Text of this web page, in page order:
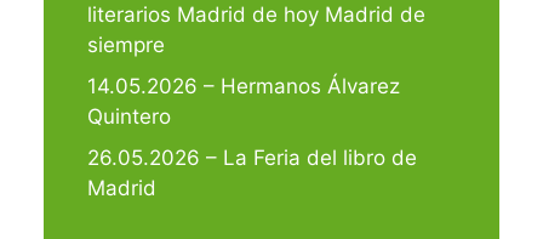
literarios Madrid de hoy Madrid de
siempre
14.05.2026 – Hermanos Álvarez
Quintero
26.05.2026 – La Feria del libro de
Madrid